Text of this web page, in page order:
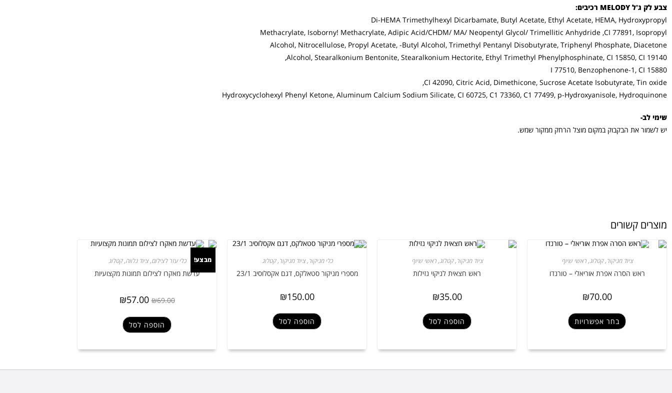
צבע לק ג'ל MELODY רכיבים:
Di-HEMA Trimethylhexyl Dicarbamate, Butyl Acetate, Ethyl Acetate, HEMA, Hydroxypropyl
Methacrylate, Isoborny! Methacrylate, Adipic Acid/CHDM/ MA/ Neopentyl Glycol/ Trimellitic Anhydride ,CI 77891, Isopropyl
Alcohol, Nitrocellulose, Propyl Acetate, -Butyl Alcohol, Trimethyl Pentanyl Disobutyrate, Triphenyl Phosphate, Diacetone
Alcohol, Stearalkonium Bentonite, Stearalkonium Hectorite, Ethyl Trimethyl Phenylphosphinate, CI 15850, CI 19140,
I 77510, Benzophenone-1, CI 15880
CI 42090, Citric Acid, Dimethicone, Sucrose Acetate Isobutyrate, Tin oxide,
Hydroxycyclohexyl Phenyl Ketone, Aluminum Calcium Sodium Silicate, CI 60725, C1 73360, C1 77499, p-Hydroxyanisole, Hydroquinone
שימי לב-
יש לשמור את הבקבוק במקום מוצל הרחק ממקור שמש.
מוצרים קשורים
ציוד מניקור,קטלוג,ראשי שיוף
ראש הסרה אפרת אוריאלי – טורנדו
₪70.00
בחר אפשרויות
ציוד מניקור,קטלוג,ראשי שיוף
ראש חצאית לניקוי נזילות
₪35.00
הוספה לסל
כלי מניקור,ציוד מניקור,קטלוג
מספרי מניקור סטאלקס, דגם אקסלוסיב 23/1
₪150.00
הוספה לסל
מבצע! כלי עזר לצילום,ציוד נלווה,קטלוג
עדשת מאקרו לצילום תמונות מקצועיות
₪69.00
₪57.00
הוספה לסל